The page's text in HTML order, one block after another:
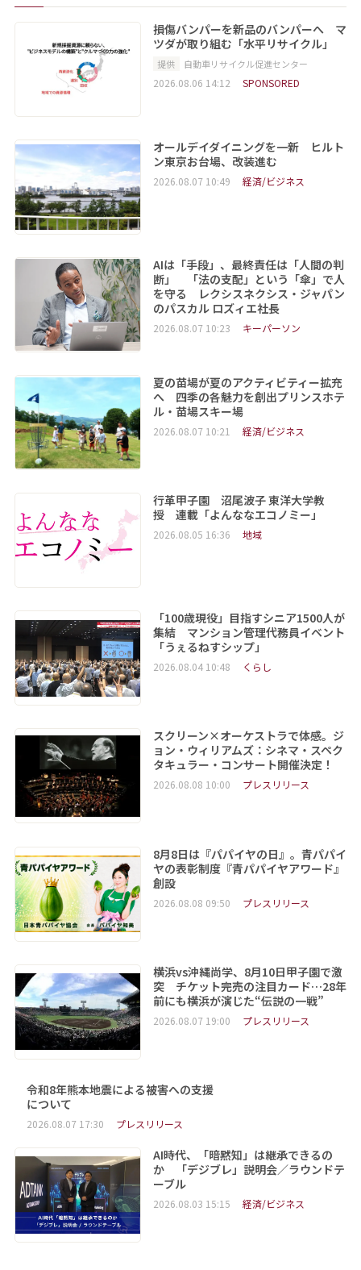
損傷バンパーを新品のバンパーへ マ
ツダが取り組む「水平リサイクル」
提供 自動車リサイクル促進センター
2026.08.06 14:12 SPONSORED
オールデイダイニングを一新 ヒルト
ン東京お台場、改装進む
2026.08.07 10:49 経済/ビジネス
AIは「手段」、最終責任は「人間の判
断」 「法の支配」という「傘」で人
を守る レクシスネクシス・ジャパン
のパスカル ロズィエ社長
2026.08.07 10:23 キーパーソン
夏の苗場が夏のアクティビティー拡充
へ 四季の各魅力を創出プリンスホテ
ル・苗場スキー場
2026.08.07 10:21 経済/ビジネス
行革甲子園 沼尾波子 東洋大学教
授 連載「よんななエコノミー」
2026.08.05 16:36 地域
「100歳現役」目指すシニア1500人が
集結 マンション管理代務員イベント
「うぇるねすシップ」
2026.08.04 10:48 くらし
スクリーン×オーケストラで体感。ジ
ョン・ウィリアムズ：シネマ・スペク
タキュラー・コンサート開催決定！
2026.08.08 10:00 プレスリリース
8月8日は『パパイヤの日』。青パパイ
ヤの表彰制度『青パパイヤアワード』
創設
2026.08.08 09:50 プレスリリース
横浜vs沖縄尚学、8月10日甲子園で激
突 チケット完売の注目カード…28年
前にも横浜が演じた“伝説の一戦”
2026.08.07 19:00 プレスリリース
令和8年熊本地震による被害への支援
について
2026.08.07 17:30 プレスリリース
AI時代、「暗黙知」は継承できるの
か 「デジブレ」説明会／ラウンドテ
ーブル
2026.08.03 15:15 経済/ビジネス